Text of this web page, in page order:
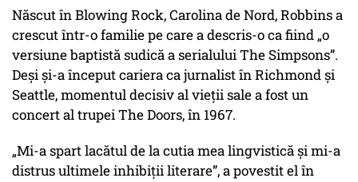
Născut în Blowing Rock, Carolina de Nord, Robbins a
crescut într-o familie pe care a descris-o ca fiind „o
versiune baptistă sudică a serialului The Simpsons”.
Deși și-a început cariera ca jurnalist în Richmond și
Seattle, momentul decisiv al vieții sale a fost un
concert al trupei The Doors, în 1967.
„Mi-a spart lacătul de la cutia mea lingvistică și mi-a
distrus ultimele inhibiții literare”, a povestit el în